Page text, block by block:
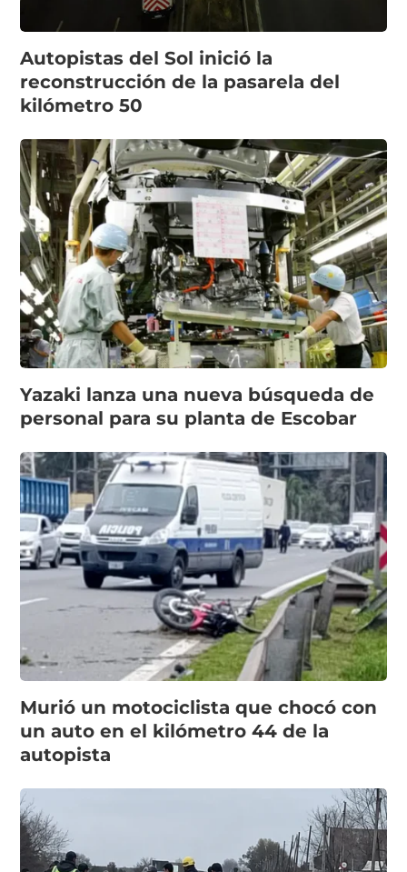
Autopistas del Sol inició la
reconstrucción de la pasarela del
kilómetro 50
Yazaki lanza una nueva búsqueda de
personal para su planta de Escobar
Murió un motociclista que chocó con
un auto en el kilómetro 44 de la
autopista